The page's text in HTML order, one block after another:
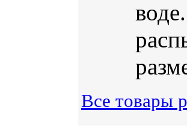
Все товары